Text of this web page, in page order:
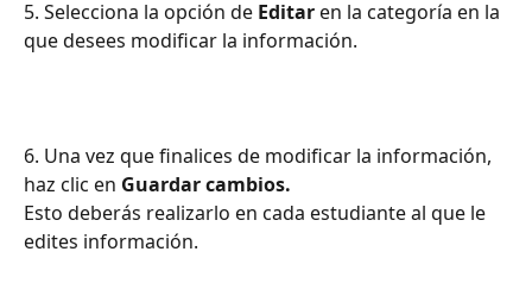
5. Selecciona la opción de Editar en la categoría en la
que desees modificar la información.
6. Una vez que finalices de modificar la información,
haz clic en Guardar cambios.
Esto deberás realizarlo en cada estudiante al que le
edites información.